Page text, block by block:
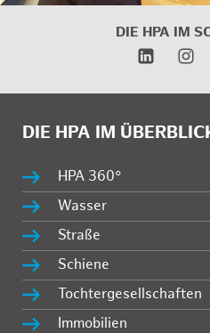
DIE HPA IM
DIE HPA IM
HPA 360°
Wasser
Straße
Schiene
Tochtergesellschaften
Immobilien